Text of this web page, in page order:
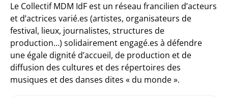
Le Collectif MDM IdF est un réseau francilien d’acteurs
et d’actrices varié.es (artistes, organisateurs de
festival, lieux, journalistes, structures de
production…) solidairement engagé.es à défendre
une égale dignité d’accueil, de production et de
diffusion des cultures et des répertoires des
musiques et des danses dites « du monde ».